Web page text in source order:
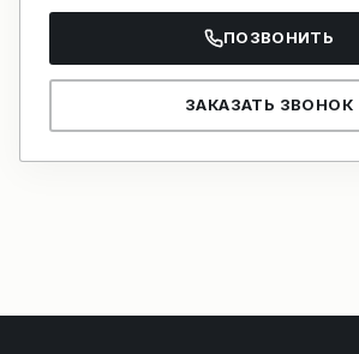
ПОЗВОНИТЬ
ЗАКАЗАТЬ ЗВОНОК